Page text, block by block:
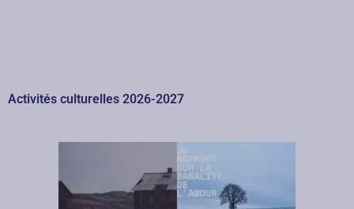
Activités culturelles 2026-2027